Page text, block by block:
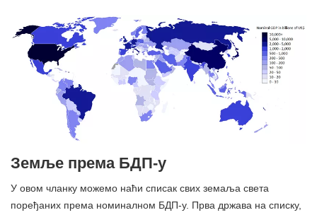
Земље према БДП-у
У овом чланку можемо наћи списак свих земаља света
поређаних према номиналном БДП-у. Прва држава на списку,